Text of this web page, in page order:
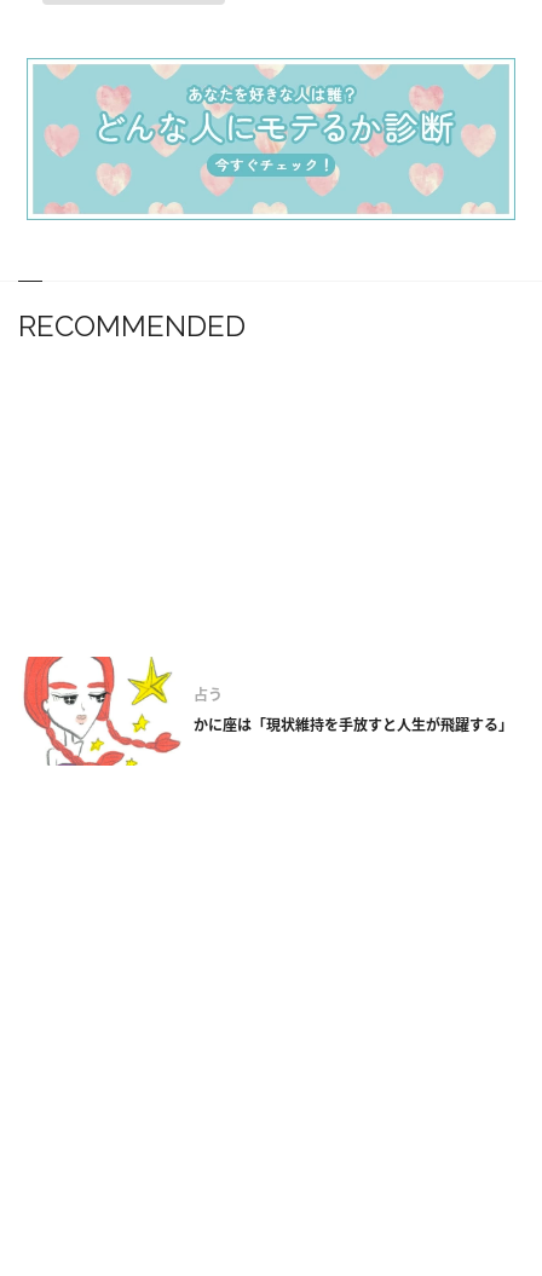
RECOMMENDED
占う
かに座は「現状維持を手放すと人生が飛躍する」